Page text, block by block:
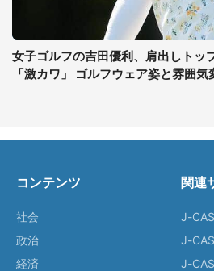
女子ゴルフの吉田優利、肩出しトッ
「激カワ」 ゴルフウェア姿と雰囲気
コンテンツ
社会
政治
経済
関連
J-
J-
J-